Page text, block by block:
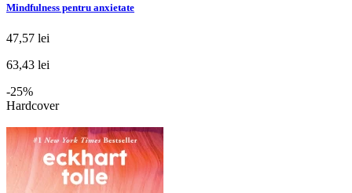
Mindfulness pentru anxietate
47,57 lei
63,43 lei
-25%
Hardcover